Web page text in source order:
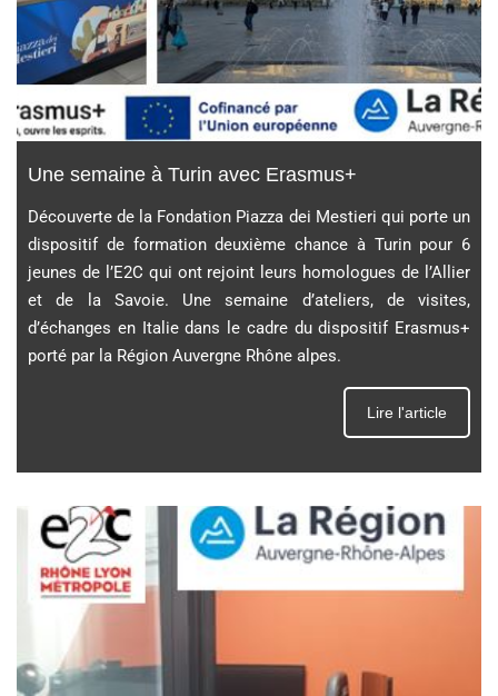
Une semaine à Turin avec Erasmus+
Découverte de la Fondation Piazza dei Mestieri qui porte un
dispositif de formation deuxième chance à Turin pour 6
jeunes de l’E2C qui ont rejoint leurs homologues de l’Allier
et de la Savoie. Une semaine d’ateliers, de visites,
d’échanges en Italie dans le cadre du dispositif Erasmus+
porté par la Région Auvergne Rhône alpes.
Lire l'article